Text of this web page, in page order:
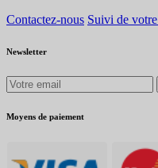
Contactez-nous Suivi de
Newsletter
Moyens de paiement